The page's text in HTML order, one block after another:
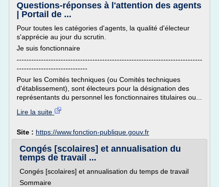
Questions-réponses à l'attention des agents
| Portail de ...
Pour toutes les catégories d'agents, la qualité d'électeur
s'apprécie au jour du scrutin.
Je suis fonctionnaire
----------------------------------------------------------------------------
-----------------------------
Pour les Comités techniques (ou Comités techniques
d'établissement), sont électeurs pour la désignation des
représentants du personnel les fonctionnaires titulaires ou...
Lire la suite
Site : https://www.fonction-publique.gouv.fr
Congés [scolaires] et annualisation du
temps de travail ...
Congés [scolaires] et annualisation du temps de travail
Sommaire